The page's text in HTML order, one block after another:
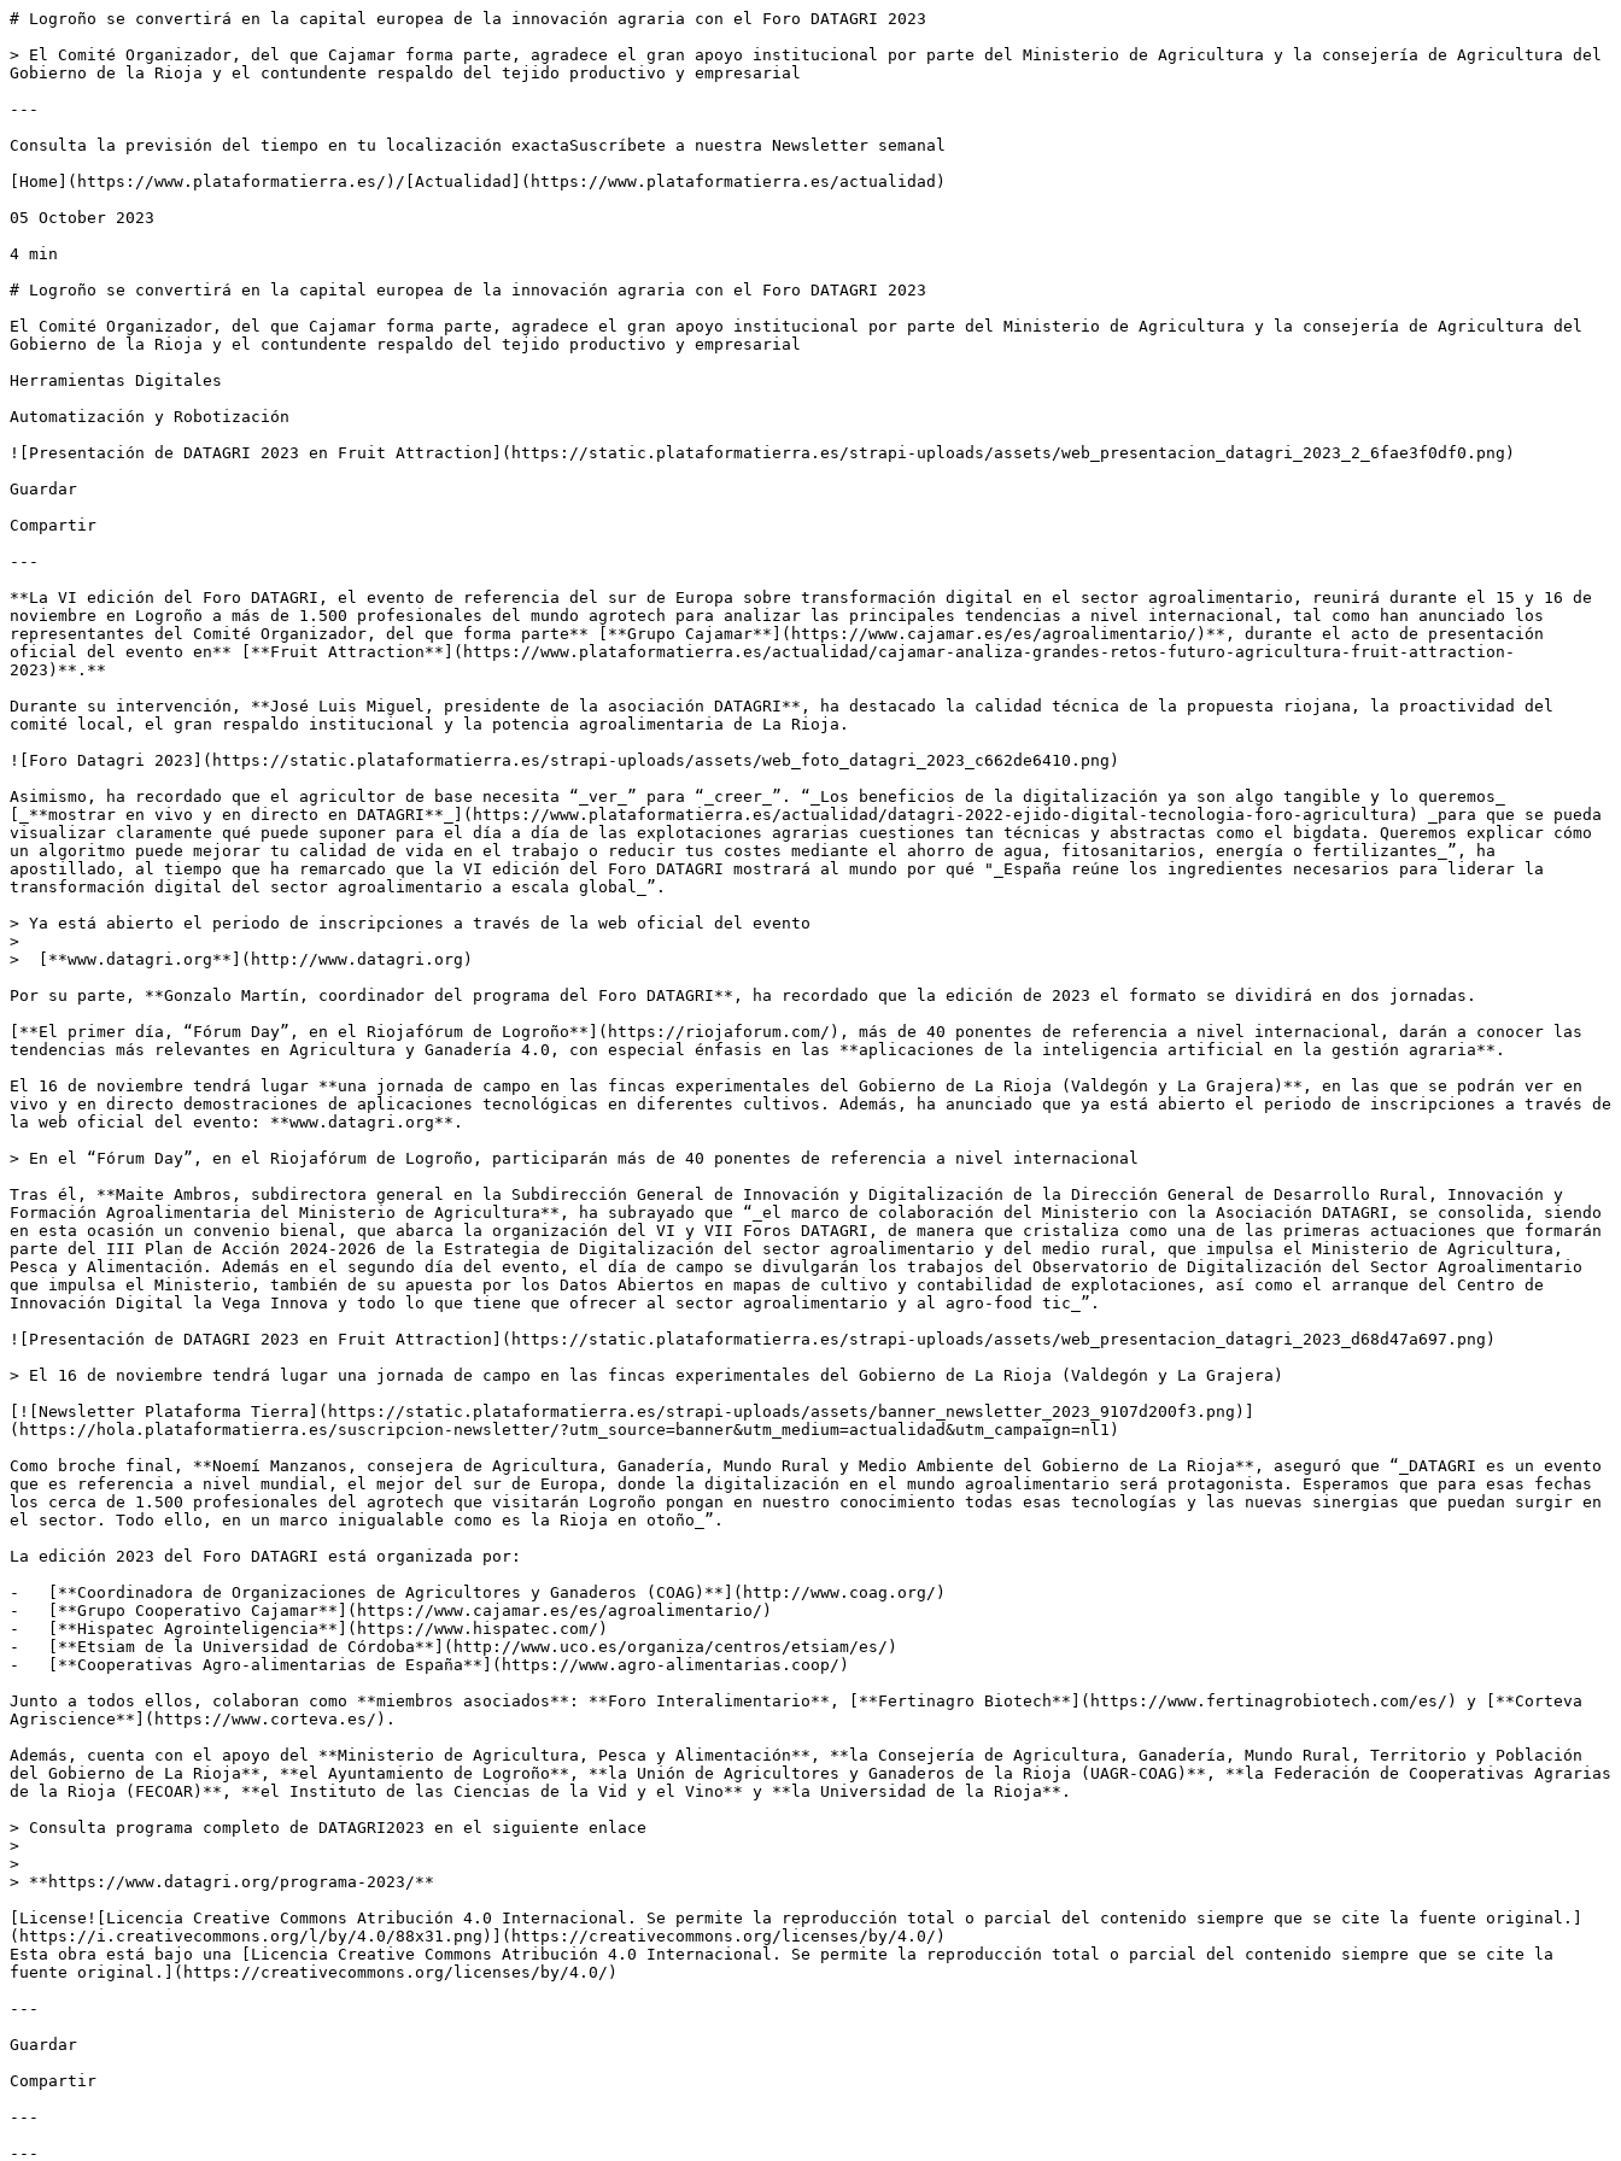
# Logroño se convertirá en la capital europea de la innovación agraria con el Foro DATAGRI 2023
> El Comité Organizador, del que Cajamar forma parte, agradece el gran apoyo institucional por parte del Ministerio de Agricultura y la consejería de Agricultura del
Gobierno de la Rioja y el contundente respaldo del tejido productivo y empresarial
---
Consulta la previsión del tiempo en tu localización exactaSuscríbete a nuestra Newsletter semanal
[Home](https://www.plataformatierra.es/)/[Actualidad](https://www.plataformatierra.es/actualidad)
05 October 2023
4 min
# Logroño se convertirá en la capital europea de la innovación agraria con el Foro DATAGRI 2023
El Comité Organizador, del que Cajamar forma parte, agradece el gran apoyo institucional por parte del Ministerio de Agricultura y la consejería de Agricultura del
Gobierno de la Rioja y el contundente respaldo del tejido productivo y empresarial
Herramientas Digitales
Automatización y Robotización
![Presentación de DATAGRI 2023 en Fruit Attraction](https://static.plataformatierra.es/strapi-uploads/assets/web_presentacion_datagri_2023_2_6fae3f0df0.png)
Guardar
Compartir
---
**La VI edición del Foro DATAGRI, el evento de referencia del sur de Europa sobre transformación digital en el sector agroalimentario, reunirá durante el 15 y 16 de
noviembre en Logroño a más de 1.500 profesionales del mundo agrotech para analizar las principales tendencias a nivel internacional, tal como han anunciado los
representantes del Comité Organizador, del que forma parte** [**Grupo Cajamar**](https://www.cajamar.es/es/agroalimentario/)**, durante el acto de presentación
oficial del evento en** [**Fruit Attraction**](https://www.plataformatierra.es/actualidad/cajamar-analiza-grandes-retos-futuro-agricultura-fruit-attraction-
2023)**.**
Durante su intervención, **José Luis Miguel, presidente de la asociación DATAGRI**, ha destacado la calidad técnica de la propuesta riojana, la proactividad del
comité local, el gran respaldo institucional y la potencia agroalimentaria de La Rioja.
![Foro Datagri 2023](https://static.plataformatierra.es/strapi-uploads/assets/web_foto_datagri_2023_c662de6410.png)
Asimismo, ha recordado que el agricultor de base necesita “_ver_” para “_creer_”. “_Los beneficios de la digitalización ya son algo tangible y lo queremos_
[_**mostrar en vivo y en directo en DATAGRI**_](https://www.plataformatierra.es/actualidad/datagri-2022-ejido-digital-tecnologia-foro-agricultura) _para que se pueda
visualizar claramente qué puede suponer para el día a día de las explotaciones agrarias cuestiones tan técnicas y abstractas como el bigdata. Queremos explicar cómo
un algoritmo puede mejorar tu calidad de vida en el trabajo o reducir tus costes mediante el ahorro de agua, fitosanitarios, energía o fertilizantes_”, ha
apostillado, al tiempo que ha remarcado que la VI edición del Foro DATAGRI mostrará al mundo por qué "_España reúne los ingredientes necesarios para liderar la
transformación digital del sector agroalimentario a escala global_”.
> Ya está abierto el periodo de inscripciones a través de la web oficial del evento
>
>  [**www.datagri.org**](http://www.datagri.org)
Por su parte, **Gonzalo Martín, coordinador del programa del Foro DATAGRI**, ha recordado que la edición de 2023 el formato se dividirá en dos jornadas.
[**El primer día, “Fórum Day”, en el Riojafórum de Logroño**](https://riojaforum.com/), más de 40 ponentes de referencia a nivel internacional, darán a conocer las
tendencias más relevantes en Agricultura y Ganadería 4.0, con especial énfasis en las **aplicaciones de la inteligencia artificial en la gestión agraria**.
El 16 de noviembre tendrá lugar **una jornada de campo en las fincas experimentales del Gobierno de La Rioja (Valdegón y La Grajera)**, en las que se podrán ver en
vivo y en directo demostraciones de aplicaciones tecnológicas en diferentes cultivos. Además, ha anunciado que ya está abierto el periodo de inscripciones a través de
la web oficial del evento: **www.datagri.org**.
> En el “Fórum Day”, en el Riojafórum de Logroño, participarán más de 40 ponentes de referencia a nivel internacional
Tras él, **Maite Ambros, subdirectora general en la Subdirección General de Innovación y Digitalización de la Dirección General de Desarrollo Rural, Innovación y
Formación Agroalimentaria del Ministerio de Agricultura**, ha subrayado que “_el marco de colaboración del Ministerio con la Asociación DATAGRI, se consolida, siendo
en esta ocasión un convenio bienal, que abarca la organización del VI y VII Foros DATAGRI, de manera que cristaliza como una de las primeras actuaciones que formarán
parte del III Plan de Acción 2024-2026 de la Estrategia de Digitalización del sector agroalimentario y del medio rural, que impulsa el Ministerio de Agricultura,
Pesca y Alimentación. Además en el segundo día del evento, el día de campo se divulgarán los trabajos del Observatorio de Digitalización del Sector Agroalimentario
que impulsa el Ministerio, también de su apuesta por los Datos Abiertos en mapas de cultivo y contabilidad de explotaciones, así como el arranque del Centro de
Innovación Digital la Vega Innova y todo lo que tiene que ofrecer al sector agroalimentario y al agro-food tic_”.
![Presentación de DATAGRI 2023 en Fruit Attraction](https://static.plataformatierra.es/strapi-uploads/assets/web_presentacion_datagri_2023_d68d47a697.png)
> El 16 de noviembre tendrá lugar una jornada de campo en las fincas experimentales del Gobierno de La Rioja (Valdegón y La Grajera)
[![Newsletter Plataforma Tierra](https://static.plataformatierra.es/strapi-uploads/assets/banner_newsletter_2023_9107d200f3.png)]
(https://hola.plataformatierra.es/suscripcion-newsletter/?utm_source=banner&utm_medium=actualidad&utm_campaign=nl1)
Como broche final, **Noemí Manzanos, consejera de Agricultura, Ganadería, Mundo Rural y Medio Ambiente del Gobierno de La Rioja**, aseguró que “_DATAGRI es un evento
que es referencia a nivel mundial, el mejor del sur de Europa, donde la digitalización en el mundo agroalimentario será protagonista. Esperamos que para esas fechas
los cerca de 1.500 profesionales del agrotech que visitarán Logroño pongan en nuestro conocimiento todas esas tecnologías y las nuevas sinergias que puedan surgir en
el sector. Todo ello, en un marco inigualable como es la Rioja en otoño_”.
La edición 2023 del Foro DATAGRI está organizada por:
-   [**Coordinadora de Organizaciones de Agricultores y Ganaderos (COAG)**](http://www.coag.org/)
-   [**Grupo Cooperativo Cajamar**](https://www.cajamar.es/es/agroalimentario/)
-   [**Hispatec Agrointeligencia**](https://www.hispatec.com/)
-   [**Etsiam de la Universidad de Córdoba**](http://www.uco.es/organiza/centros/etsiam/es/)
-   [**Cooperativas Agro-alimentarias de España**](https://www.agro-alimentarias.coop/)
Junto a todos ellos, colaboran como **miembros asociados**: **Foro Interalimentario**, [**Fertinagro Biotech**](https://www.fertinagrobiotech.com/es/) y [**Corteva
Agriscience**](https://www.corteva.es/).
Además, cuenta con el apoyo del **Ministerio de Agricultura, Pesca y Alimentación**, **la Consejería de Agricultura, Ganadería, Mundo Rural, Territorio y Población
del Gobierno de La Rioja**, **el Ayuntamiento de Logroño**, **la Unión de Agricultores y Ganaderos de la Rioja (UAGR-COAG)**, **la Federación de Cooperativas Agrarias
de la Rioja (FECOAR)**, **el Instituto de las Ciencias de la Vid y el Vino** y **la Universidad de la Rioja**.
> Consulta programa completo de DATAGRI2023 en el siguiente enlace
>
>
> **https://www.datagri.org/programa-2023/**
[License![Licencia Creative Commons Atribución 4.0 Internacional. Se permite la reproducción total o parcial del contenido siempre que se cite la fuente original.]
(https://i.creativecommons.org/l/by/4.0/88x31.png)](https://creativecommons.org/licenses/by/4.0/)
Esta obra está bajo una [Licencia Creative Commons Atribución 4.0 Internacional. Se permite la reproducción total o parcial del contenido siempre que se cite la
fuente original.](https://creativecommons.org/licenses/by/4.0/)
---
Guardar
Compartir
---
---